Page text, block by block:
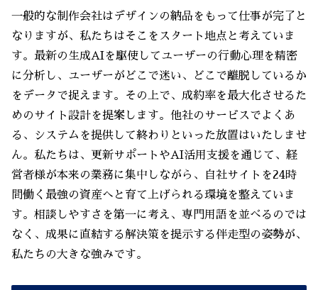
一般的な制作会社はデザインの納品をもって仕事が完了と
なりますが、私たちはそこをスタート地点と考えていま
す。最新の生成AIを駆使してユーザーの行動心理を精密
に分析し、ユーザーがどこで迷い、どこで離脱しているか
をデータで捉えます。その上で、成約率を最大化させるた
めのサイト設計を提案します。他社のサービスでよくあ
る、システムを提供して終わりといった放置はいたしませ
ん。私たちは、更新サポートやAI活用支援を通じて、経
営者様が本来の業務に集中しながら、自社サイトを24時
間働く最強の資産へと育て上げられる環境を整えていま
す。相談しやすさを第一に考え、専門用語を並べるのでは
なく、成果に直結する解決策を提示する伴走型の姿勢が、
私たちの大きな強みです。